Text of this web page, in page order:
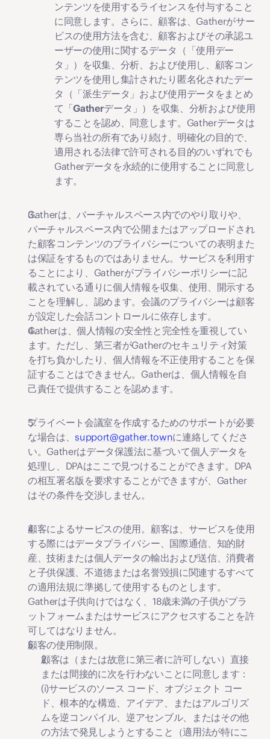
ンテンツを使用するライセンスを付与すること
に同意します。さらに、顧客は、Gatherがサー
ビスの使用方法を含む、顧客およびその承認ユ
ーザーの使用に関するデータ（「使用デー
タ 」）を収集、分析、および使用し、顧客コン
テンツを使用し集計されたり匿名化されたデー
タ（「派生データ 」および使用データをまとめ
て「Gatherデータ 」）を収集、分析および使用
することを認め、同意します。Gatherデータは
専ら当社の所有であり続け、明確化の目的で、
適用される法律で許可される目的のいずれでも
Gatherデータを永続的に使用することに同意し
ます。
Gatherは、バーチャルスペース内でのやり取りや、
バーチャルスペース内で公開またはアップロードされ
た顧客コンテンツのプライバシーについての表明また
は保証をするものではありません。サービスを利用す
ることにより、Gatherがプライバシーポリシーに記
載されている通りに個人情報を収集、使用、開示する
ことを理解し、認めます。会議のプライバシーは顧客
が設定した会話コントロールに依存します。
Gatherは、個人情報の安全性と完全性を重視してい
ます。ただし、第三者がGatherのセキュリティ対策
を打ち負かしたり、個人情報を不正使用することを保
証することはできません。Gatherは、個人情報を自
己責任で提供することを認めます。
プライベート会議室を作成するためのサポートが必要
な場合は、support@gather.townに連絡してくださ
い。Gatherはデータ保護法に基づいて個人データを
処理し、DPAはここで見つけることができます。DPA
の相互署名版を要求することができますが、Gather
はその条件を交渉しません。
顧客によるサービスの使用。 顧客は、サービスを使用
する際にはデータプライバシー、国際通信、知的財
産、技術または個人データの輸出および送信、消費者
と子供保護、不道徳または名誉毀損に関連するすべて
の適用法規に準拠して使用するものとします。
Gatherは子供向けではなく、18歳未満の子供がプラ
ットフォームまたはサービスにアクセスすることを許
可してはなりません。
顧客の使用制限。
顧客は（または故意に第三者に許可しない）直接
または間接的に次を行わないことに同意します：
(i)サービスのソース コード、オブジェクト コー
ド、根本的な構造、アイデア、またはアルゴリズ
ムを逆コンパイル、逆アセンブル、またはその他
の方法で発見しようとすること（適用法が特にこ